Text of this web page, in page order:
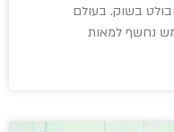
בשוק. בעולם
נחשף למאות